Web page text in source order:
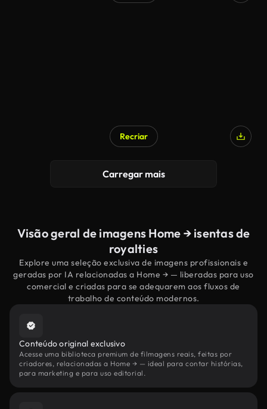
Recriar
Carregar mais
Visão geral de imagens Home → isentas de
royalties
Explore uma seleção exclusiva de imagens profissionais e
geradas por IA relacionadas a Home → — liberadas para uso
comercial e criadas para se adequarem aos fluxos de
trabalho de conteúdo modernos.
Conteúdo original exclusivo
Acesse uma biblioteca premium de filmagens reais, feitas por
criadores, relacionadas a Home → — ideal para contar histórias,
para marketing e para uso editorial.